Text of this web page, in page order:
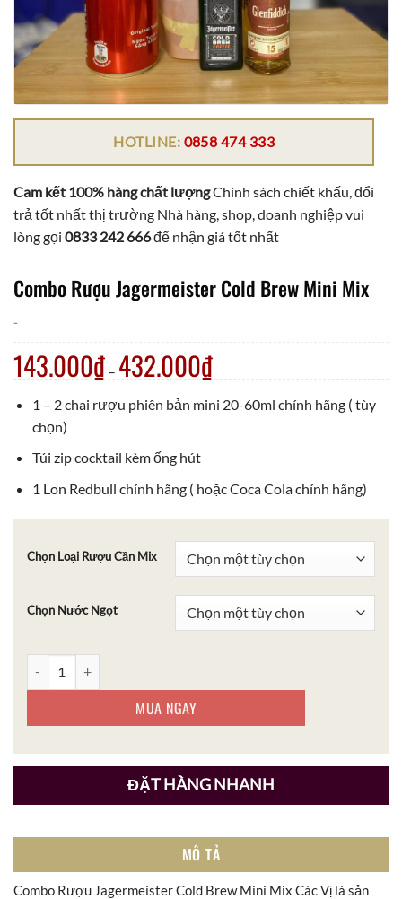
HOTLINE: 0858 474 333
Cam kết 100% hàng chất lượngChính sách chiết khấu, đổi
trả tốt nhất thị trường Nhà hàng, shop, doanh nghiệp vui
lòng gọi 0833 242 666để nhận giá tốt nhất
Combo Rượu Jagermeister Cold Brew Mini Mix
-
143.000₫ – 432.000₫
1 – 2 chai rượu phiên bản mini 20-60ml chính hãng ( tùy
chọn)
Túi zip cocktail kèm ống hút
1 Lon Redbull chính hãng ( hoặc Coca Cola chính hãng)
Chọn Loại Rượu Cần Mix
Chọn Nước Ngọt
MUA NGAY
ĐẶT HÀNG NHANH
MÔ TẢ
Combo Rượu Jagermeister Cold Brew Mini Mix Các Vị là sản